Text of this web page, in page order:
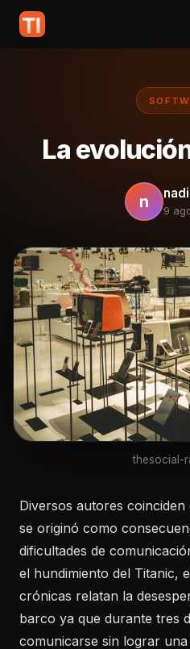
La
n 9
thesocial-
Diversos autores
se originó como
dificultades de
el hundimiento del Titanic,
crónicas relatan la
barco ya que durante tres
comunicarse sin lograr